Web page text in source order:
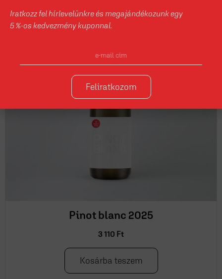
Pinot blanc 2025
3 110 Ft
Kosárba teszem
Iratkozz fel hírlevelünkre és megajándékozunk egy
5 %-os kedvezmény kuponnal.
Feliratkozom